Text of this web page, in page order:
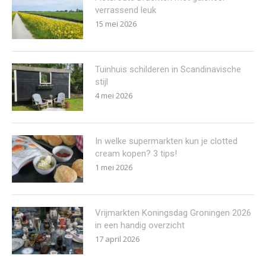
verrassend leuk
15 mei 2026
Tuinhuis schilderen in Scandinavische
stijl
4 mei 2026
In welke supermarkten kun je clotted
cream kopen? 3 tips!
1 mei 2026
Vrijmarkten Koningsdag Groningen 2026
in een handig overzicht
17 april 2026